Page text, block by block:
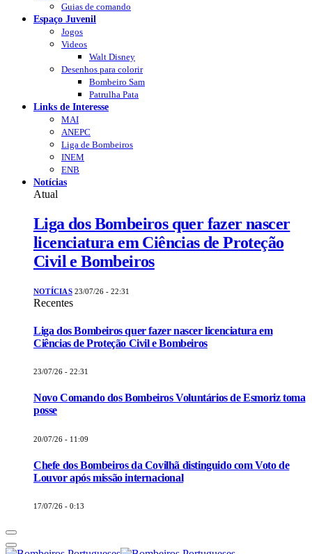
Guias de comando
Espaço Juvenil
Jogos
Videos
Walt Disney
Desenhos para colorir
Bombeiro Sam
Patrulha Pata
Links de Interesse
MAI
ANEPC
Liga de Bombeiros
INEM
ENB
Notícias
Atual
Liga dos Bombeiros quer fazer nascer
licenciatura em Ciências de Proteção
Civil e Bombeiros
NOTÍCIAS 23/07/26 - 22:31
Recentes
Liga dos Bombeiros quer fazer nascer licenciatura em
Ciências de Proteção Civil e Bombeiros
23/07/26 - 22:31
Novo Comando dos Bombeiros Voluntários de Esmoriz toma
posse
20/07/26 - 11:09
Chefe dos Bombeiros da Covilhã distinguido com Voto de
Louvor após missão internacional
17/07/26 - 0:13